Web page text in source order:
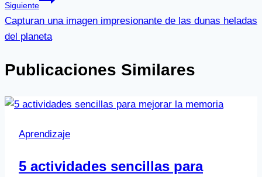
Siguiente
Capturan una imagen impresionante de las dunas heladas
del planeta
Publicaciones Similares
Aprendizaje
5 actividades sencillas para